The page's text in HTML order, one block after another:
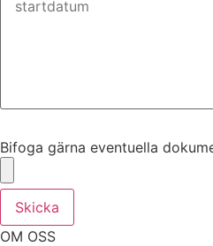
Bifoga gärna eventuella
Skicka
OM OSS